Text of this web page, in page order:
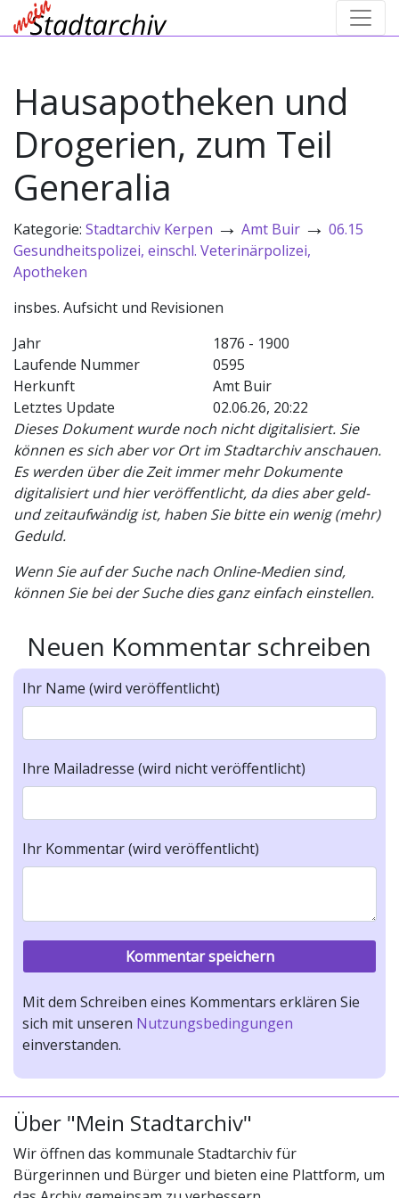
Hausapotheken und
Drogerien, zum Teil
Generalia
Kategorie: Stadtarchiv Kerpen → Amt Buir → 06.15
Gesundheitspolizei, einschl. Veterinärpolizei,
Apotheken
insbes. Aufsicht und Revisionen
Jahr
1876 - 1900
Laufende Nummer
0595
Herkunft
Amt Buir
Letztes Update
02.06.26, 20:22
Dieses Dokument wurde noch nicht digitalisiert. Sie
können es sich aber vor Ort im Stadtarchiv anschauen.
Es werden über die Zeit immer mehr Dokumente
digitalisiert und hier veröffentlicht, da dies aber geld-
und zeitaufwändig ist, haben Sie bitte ein wenig (mehr)
Geduld.
Wenn Sie auf der Suche nach Online-Medien sind,
können Sie bei der Suche dies ganz einfach einstellen.
Neuen Kommentar schreiben
Ihr Name (wird veröffentlicht)
Ihre Mailadresse (wird nicht veröffentlicht)
Ihr Kommentar (wird veröffentlicht)
Mit dem Schreiben eines Kommentars erklären Sie
sich mit unseren Nutzungsbedingungen
einverstanden.
Über "Mein Stadtarchiv"
Wir öffnen das kommunale Stadtarchiv für
Bürgerinnen und Bürger und bieten eine Plattform, um